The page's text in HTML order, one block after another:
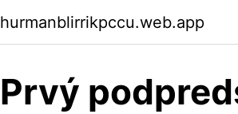
hurmanblirrikpccu.web.app
Prvý